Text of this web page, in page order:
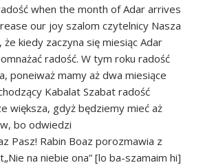
when the month of Adar arrives
our joy szalom czytelnicy Nasza
kiedy zaczyna się miesiąc Adar
radość. W tym roku radość
poneiważ mamy aż dwa miesiące
Kabalat Szabat radość
większa, gdyż będziemy mieć aż
bo odwiedzi
Pasz! Rabin Boaz porozmawia z
na niebie ona” [lo ba-szamaim hi]